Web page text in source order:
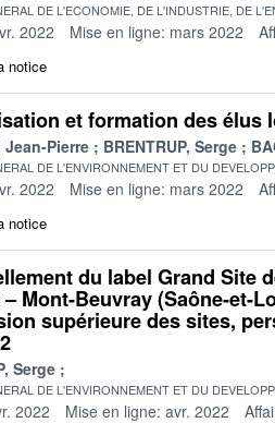
DE L'ECONOMIE, DE L'INDUSTRIE, DE
2022 Mise en ligne: mars 2022
notice
et formation des élus
Jean-Pierre BRENTRUP, Serge
DE L'ENVIRONNEMENT ET DU
2022 Mise en ligne: mars 2022
notice
du label Grand Site
Mont-Beuvray (Saône-et-
supérieure des sites,
Serge
DE L'ENVIRONNEMENT ET DU
2022 Mise en ligne: avr. 2022